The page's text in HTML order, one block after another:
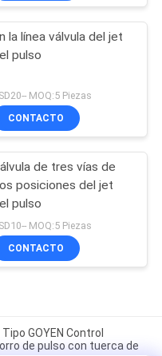
la línea válvula del jet
pulso
MOQ:5 Piezas
CONTACTO
de tres vías de
posiciones del jet
pulso
MOQ:5 Piezas
CONTACTO
GOYEN Control
de pulso con tuerca de